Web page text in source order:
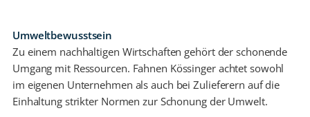
Umweltbewusstsein
Zu einem nachhaltigen Wirtschaften gehört der schonende
Umgang mit Ressourcen. Fahnen Kössinger achtet sowohl
im eigenen Unternehmen als auch bei Zulieferern auf die
Einhaltung strikter Normen zur Schonung der Umwelt.